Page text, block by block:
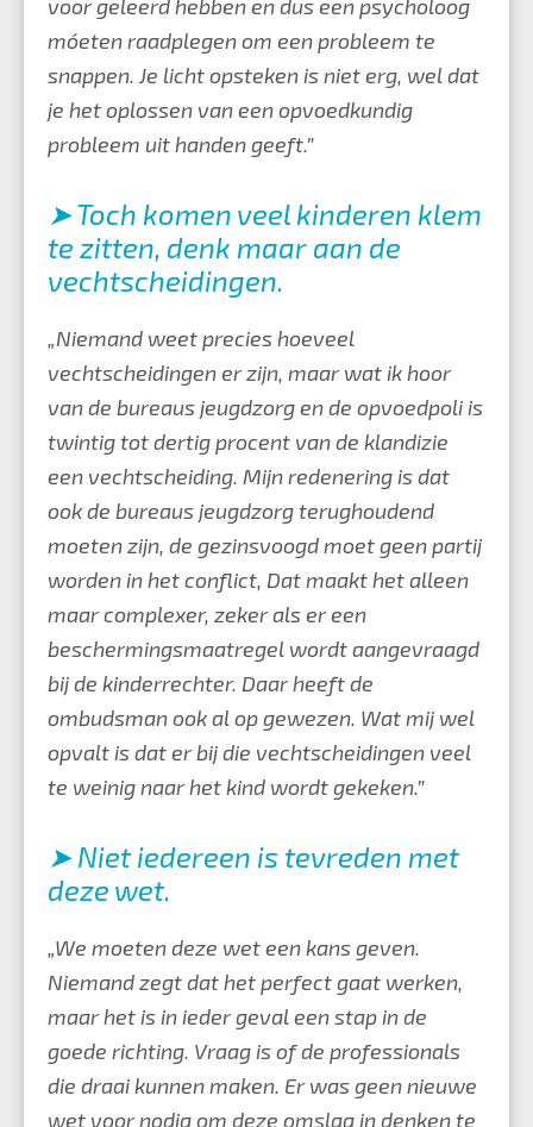
voor geleerd hebben en dus een psycholoog
móeten raadplegen om een probleem te
snappen. Je licht opsteken is niet erg, wel dat
je het oplossen van een opvoedkundig
probleem uit handen geeft.”
➤ Toch komen veel kinderen klem
te zitten, denk maar aan de
vechtscheidingen.
„Niemand weet precies hoeveel
vechtscheidingen er zijn, maar wat ik hoor
van de bureaus jeugdzorg en de opvoedpoli is
twintig tot dertig procent van de klandizie
een vechtscheiding. Mijn redenering is dat
ook de bureaus jeugdzorg terughoudend
moeten zijn, de gezinsvoogd moet geen partij
worden in het conflict, Dat maakt het alleen
maar complexer, zeker als er een
beschermingsmaatregel wordt aangevraagd
bij de kinderrechter. Daar heeft de
ombudsman ook al op gewezen. Wat mij wel
opvalt is dat er bij die vechtscheidingen veel
te weinig naar het kind wordt gekeken.”
➤ Niet iedereen is tevreden met
deze wet.
„We moeten deze wet een kans geven.
Niemand zegt dat het perfect gaat werken,
maar het is in ieder geval een stap in de
goede richting. Vraag is of de professionals
die draai kunnen maken. Er was geen nieuwe
wet voor nodig om deze omslag in denken te